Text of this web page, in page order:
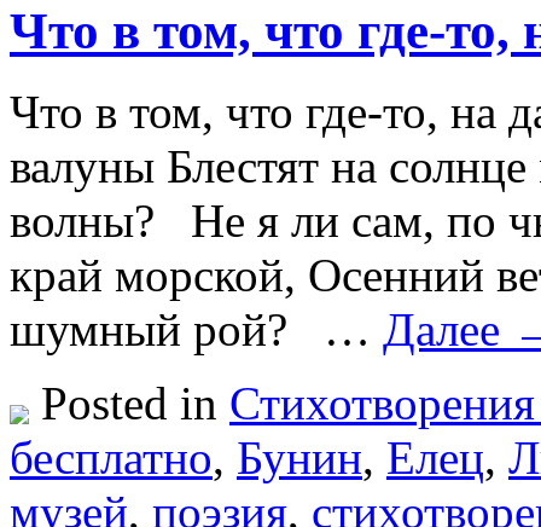
Что в том, что где-
Что в том, что где-то, на
валуны Блестят на
волны? Не я ли сам, по
край морской, Осенний
шумный рой? … Далее
Posted in
бесплатно, Бунин, Елец,
музей, поэзия,